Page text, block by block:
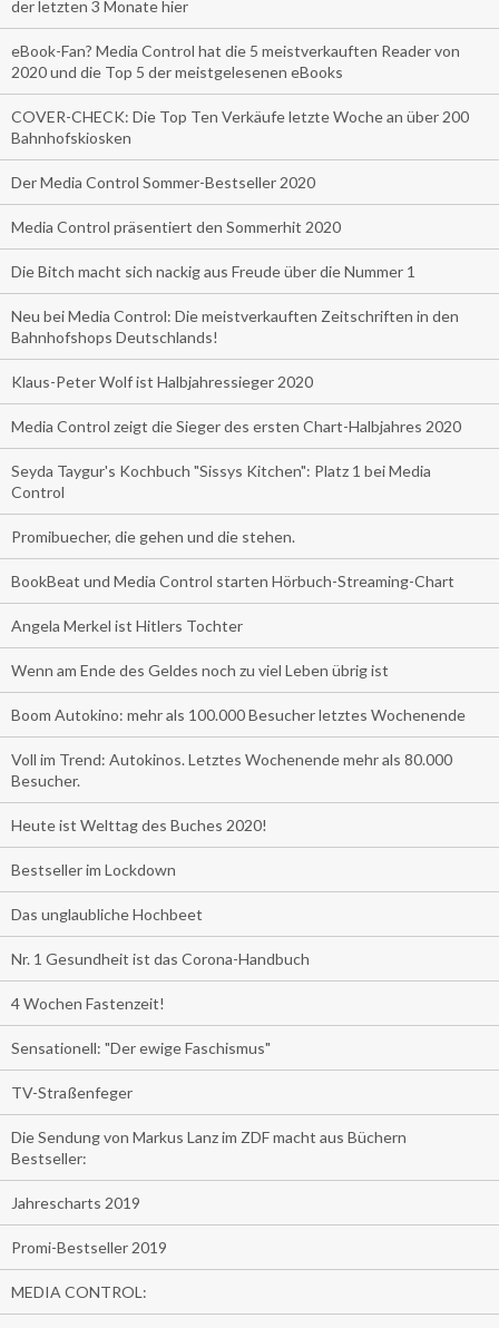
der letzten 3 Monate hier
eBook-Fan? Media Control hat die 5 meistverkauften Reader von
2020 und die Top 5 der meistgelesenen eBooks
COVER-CHECK: Die Top Ten Verkäufe letzte Woche an über 200
Bahnhofskiosken
Der Media Control Sommer-Bestseller 2020
Media Control präsentiert den Sommerhit 2020
Die Bitch macht sich nackig aus Freude über die Nummer 1
Neu bei Media Control: Die meistverkauften Zeitschriften in den
Bahnhofshops Deutschlands!
Klaus-Peter Wolf ist Halbjahressieger 2020
Media Control zeigt die Sieger des ersten Chart-Halbjahres 2020
Seyda Taygur's Kochbuch "Sissys Kitchen": Platz 1 bei Media
Control
Promibuecher, die gehen und die stehen.
BookBeat und Media Control starten Hörbuch-Streaming-Chart
Angela Merkel ist Hitlers Tochter
Wenn am Ende des Geldes noch zu viel Leben übrig ist
Boom Autokino: mehr als 100.000 Besucher letztes Wochenende
Voll im Trend: Autokinos. Letztes Wochenende mehr als 80.000
Besucher.
Heute ist Welttag des Buches 2020!
Bestseller im Lockdown
Das unglaubliche Hochbeet
Nr. 1 Gesundheit ist das Corona-Handbuch
4 Wochen Fastenzeit!
Sensationell: "Der ewige Faschismus"
TV-Straßenfeger
Die Sendung von Markus Lanz im ZDF macht aus Büchern
Bestseller:
Jahrescharts 2019
Promi-Bestseller 2019
MEDIA CONTROL: